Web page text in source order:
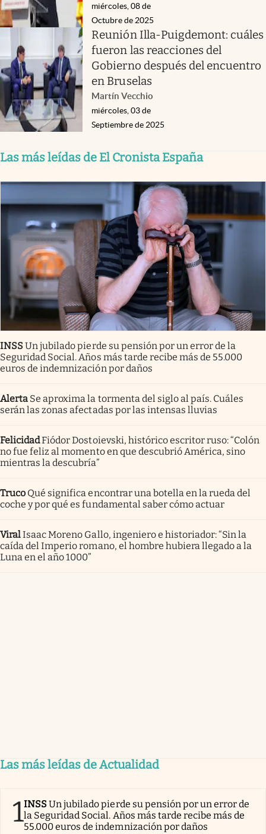
miércoles, 08 de
Octubre de 2025
Reunión Illa-Puigdemont: cuáles
fueron las reacciones del
Gobierno después del encuentro
en Bruselas
Martín Vecchio
miércoles, 03 de
Septiembre de 2025
Las más leídas de El Cronista España
INSSUn jubilado pierde su pensión por un error de la
Seguridad Social. Años más tarde recibe más de 55.000
euros de indemnización por daños
Alerta Se aproxima la tormenta del siglo al país. Cuáles
serán las zonas afectadas por las intensas lluvias
FelicidadFiódor Dostoievski, histórico escritor ruso: “Colón
no fue feliz al momento en que descubrió América, sino
mientras la descubría”
Truco Qué significa encontrar una botella en la rueda del
coche y por qué es fundamental saber cómo actuar
ViralIsaac Moreno Gallo, ingeniero e historiador: “Sin la
caída del Imperio romano, el hombre hubiera llegado a la
Luna en el año 1000”
Las más leídas de Actualidad
1INSSUn jubilado pierde su pensión por un error de
la Seguridad Social. Años más tarde recibe más de
55.000 euros de indemnización por daños